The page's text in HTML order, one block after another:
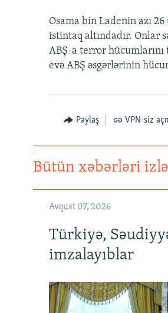
KARIKATURA
İSLAM VƏ DEMOKRATIYA
İZ - MƏDƏNIYYƏT PROQRAMI
PEŞƏ ETIKASI VƏ JURNALISTIKA
MATERIALLARIMIZDAN ISTIFADƏ
AZADLIQRADIOSU MOBIL TELEFONUNUZDA
XƏBƏR BÜLLETENLƏRIMIZ
Osama bin Ladenin azı
istintaq altındadır. Onlar
ABŞ-a terror
evə ABŞ əsgərlərinin
Paylaş VPN-siz
Bütün xəbərləri
Avqust 07, 2026
Türkiyə,
imzalayıblar